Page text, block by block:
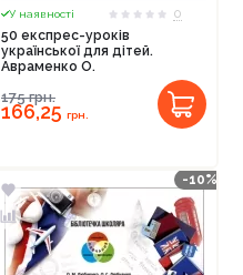
У наявності
0
50 експрес-уроків
української для дітей.
Авраменко О.
175грн.
166,25 грн.
-10%